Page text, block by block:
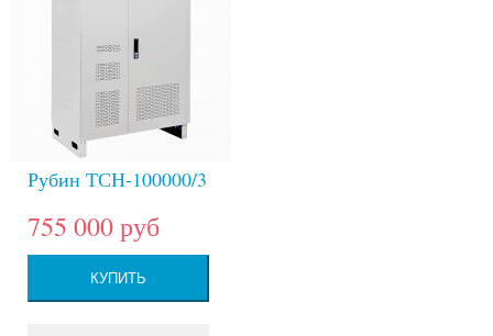
Рубин ТСН-100000/3
755 000 руб
КУПИТЬ